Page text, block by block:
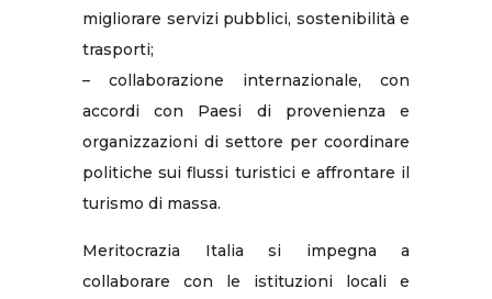
migliorare servizi pubblici, sostenibilità e
trasporti;
– collaborazione internazionale, con
accordi con Paesi di provenienza e
organizzazioni di settore per coordinare
politiche sui flussi turistici e affrontare il
turismo di massa.
Meritocrazia Italia si impegna a
collaborare con le istituzioni locali e